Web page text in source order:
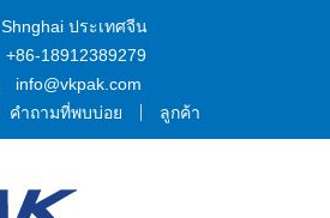
Shnghai ประเทศจีน
+86-18912389279
info@vkpak.com
คำถามที่พบบ่อย ลูกค้า